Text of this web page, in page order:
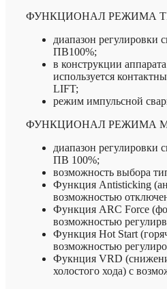
ФУНКЦИОНАЛ РЕЖИМА
диапазон регулировки
ПВ100%;
в конструкции
используется
LIFT;
режим импульсной
ФУНКЦИОНАЛ РЕЖИМА
диапазон регулировки
ПВ 100%;
возможность выбора
Функция Antisticking
возможностью
Функция ARC Force
возможностью
Функция Hot Start
возможностью
Фукнция VRD
холостого хода) с